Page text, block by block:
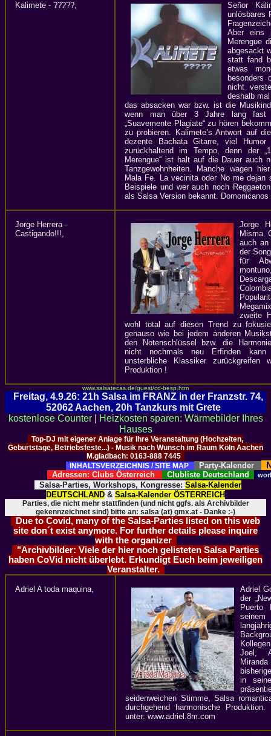
Kalimete - ?????,
Señor
unlösbares
Aber eins
Merengue
abgesackt
statt fand
etwas
besonders
nicht
deshalb
das absacken war bzw. ist die
wenn man über 3 Jahre lang fast
„Suavemente Plagiate“ zu hören
zu probieren. Kalimete’s Antwort auf
dezente Bachata Gitarre, viel
zurückhaltend im Tempo, denn der
Merengue“ ist halt auf die Dauer auch
Tanzgewohnheiten. Manche wagen
Mala Fe. La vecinita oder No me dejan
Beispiele und wer auch noch
als Salsa Version bekannt. Domonicanos
Jorge Herrera -
Castigando!!!,
Jorge
Misma
auch an
der
für
zweite
wohl total auf diesen Trend zu
genauso wie bei jedem anderen
den Notenschlüssel bzw. die
nicht nochmals neu Erfinden
unsterbliche Klassiker zurückgreifen
Produktion !
www.salsatecas.de/guest/cd-besp.htm
Freitag, 4.9.26: 21h Salsa im FRANZ in der Franzstr. 74,
52062 Aachen, 20h Tanzkurs mit Grete
kostenlose Counter|
Heizkosten sparen: Wärmebilder Ihres
Hauses
Top-DJ mit eigener Anlage für Ihre Veranstaltung (Hochzeiten,
Geburtstage, Betriebsfeste...) - Musik nach Wunsch im Raum Köln Aachen
M.gladbach: 0163-888 7445
INHALTSVERZEICHNIS / SITE MAP
Party-Kalender
Adressen: Clubs Österreich Clubliste Deutschland
Salsa-Parties, Workshops, Kongresse: Salsa-Kalender
DEUTSCHLAND & Salsa-Kalender ÖSTERREICH
Parties, die nicht mehr stattfinden (und nicht ggfs. als Archivbilder
gekennzeichnet sind) bitte an: salsa (at) gmx.at - Danke :-)
Due to Covid, many of the Salsa-Parties listed on this web
site don´t exist anymore. For further details please inquire
with the organizer
"Archivbilder: Viele der hier noch gelisteten Salsa Parties
haben CoVid nicht überlebt. Erkundigt Euch beim jeweiligen
Veranstalter.
Adriel A toda maquina,
Adriel
der
Joel,
in
seidenweichen Stimme, Salsa
durchgehend harmonische
unter: www.adriel.8m.com